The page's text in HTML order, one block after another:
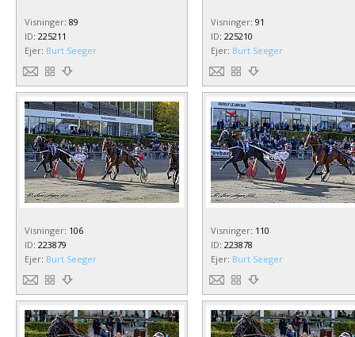
Visninger: 89
ID: 225211
Ejer: Burt Seeger
Visninger: 91
ID: 225210
Ejer: Burt Seeger
Visninger: 106
ID: 223879
Ejer: Burt Seeger
Visninger: 110
ID: 223878
Ejer: Burt Seeger